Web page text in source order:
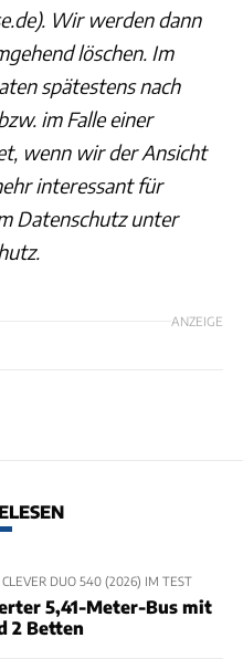
Wir werden dann
löschen. Im
spätestens nach
im Falle einer
wenn wir der Ansicht
interessant für
Datenschutz unter
ANZEIGE
CLEVER DUO 540 (2026) IM TEST
5,41-Meter-Bus mit
2 Betten